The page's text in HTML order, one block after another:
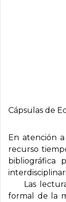
Cápsulas de
En atención
recurso
bibliográfica
Las
formal de la